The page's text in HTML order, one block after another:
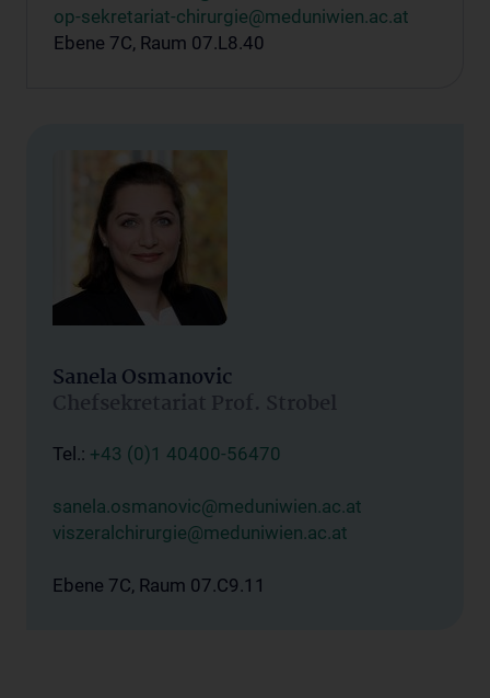
op-sekretariat-chirurgie@meduniwien.ac.at
Ebene 7C, Raum 07.L8.40
Sanela Osmanovic
Chefsekretariat Prof. Strobel
Tel.: +43 (0)1 40400-56470
sanela.osmanovic@meduniwien.ac.at
viszeralchirurgie@meduniwien.ac.at
Ebene 7C, Raum 07.C9.11